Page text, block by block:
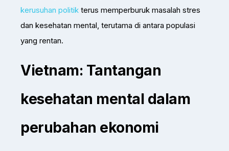
kerusuhan politik terus memperburuk masalah stres
dan kesehatan mental, terutama di antara populasi
yang rentan.
Vietnam: Tantangan
kesehatan mental dalam
perubahan ekonomi